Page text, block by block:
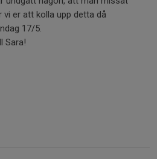
vi er att kolla upp detta då
17/5.
Sara!